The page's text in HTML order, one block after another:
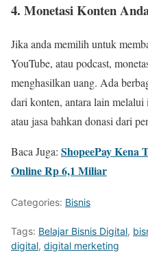
4. Monetasi Konten
Jika anda memilih untuk
YouTube, atau podcast,
menghasilkan uang. Ada
dari konten, antara lain
atau jasa bahkan donasi dari
Baca Juga: ShopeePay Kena
Online Rp 6,1 Miliar
Categories: Bisnis
Tags: Belajar Bisnis Digital,
digital, digital merketing